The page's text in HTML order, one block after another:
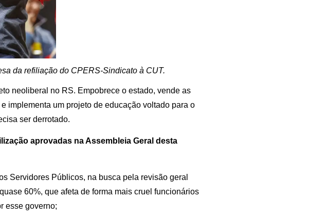
da refiliação do CPERS-Sindicato à CUT.
neoliberal no RS. Empobrece o estado, vende as
implementa um projeto de educação voltado para o
ser derrotado.
aprovadas na Assembleia Geral desta
Servidores Públicos, na busca pela revisão geral
60%, que afeta de forma mais cruel funcionários
esse governo;